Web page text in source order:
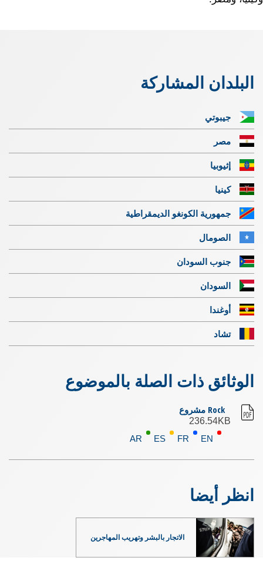
البلدان المشاركة
جيبوتي
مصر
إثيوبيا
كينيا
جمهورية الكونغو الديمقراطية
الصومال
جنوب السودان
السودان
أوغندا
تشاد
الوثائق ذات الصلة بالموضوع
Rock مشروع
236.54KB
EN
FR
ES
AR
انظر أيضا
الاتجار بالبشر وتهريب المهاجرين